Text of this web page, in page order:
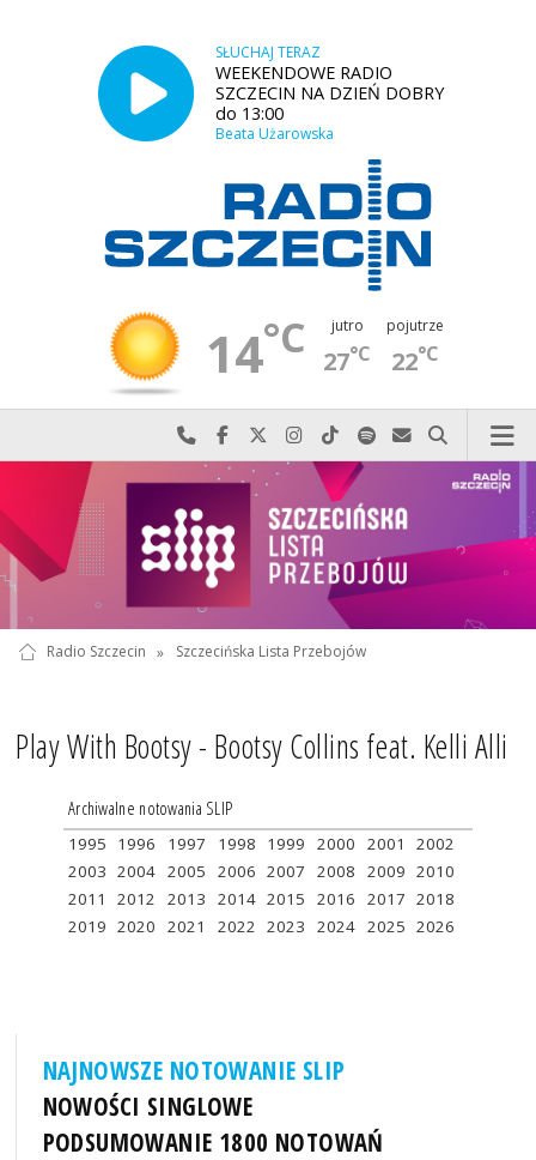
SŁUCHAJ TERAZ
WEEKENDOWE RADIO
SZCZECIN NA DZIEŃ DOBRY
do 13:00
Beata Użarowska
14°C jutro
27°C
pojutrze
22°C
Najlepiej po prostu do nas zadzwoń
Odwiedź nas na Facebook-u
Odwiedź nas na X
Odwiedź nas na Instagram-ie
Odwiedź nas na TikTok-u
Szukaj nas na Spotify
Wyślij do nas
Szukaj
Radio Szczecin » Szczecińska Lista Przebojów
Play With Bootsy - Bootsy Collins feat. Kelli Alli
Archiwalne notowania SLIP
1995 1996 1997 1998 1999 2000 2001
2002
2003 2004 2005 2006 2007 2008 2009 2010
2011
2012 2013 2014 2015 2016 2017 2018
2019 2020 2021 2022 2023 2024 2025 2026
NAJNOWSZE NOTOWANIE SLIP
NOWOŚCI SINGLOWE
PODSUMOWANIE 1800 NOTOWAŃ